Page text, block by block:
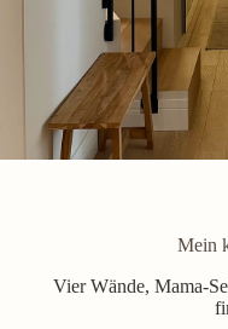
Mein
Vier Wände, Mama-